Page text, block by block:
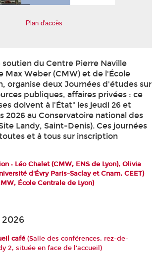
Plan d'accès
soutien du Centre Pierre Naville
Max Weber (CMW) et de l'École
organise deux Journées d'études sur
publiques, affaires privées : ce
doivent à l'État" les jeudi 26 et
2026 au Conservatoire national des
Landy, Saint-Denis). Ces journées
et à tous sur inscription
: Léo Chalet (CMW, ENS de Lyon), Olivia
d'Évry Paris-Saclay et Cnam, CEET)
École Centrale de Lyon)
café (Salle des conférences, rez-de-
2, située en face de l'accueil)